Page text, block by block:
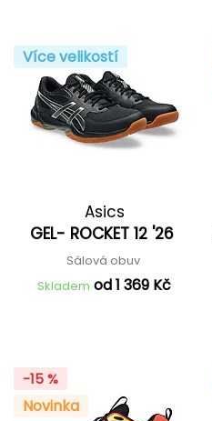
Více velikostí
Asics
GEL- ROCKET 12 '26
Sálová obuv
Skladem od 1 369 Kč
-15 %
Novinka